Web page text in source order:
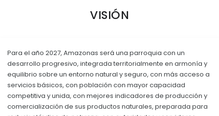
Plan de desarrollo y Ordenamiento Territorial -
Convenios Institucionales
PRESUPUESTO: EJECUCIÓN Y REPORTES
Cédulas presupuestarias y balances
VISIÓN
Para el año 2027, Amazonas será una parroquia con un
desarrollo progresivo, integrada territorialmente en armonía y
equilibrio sobre un entorno natural y seguro, con más acceso a
servicios básicos, con población con mayor capacidad
competitiva y unida, con mejores indicadores de producción y
comercialización de sus productos naturales, preparada para